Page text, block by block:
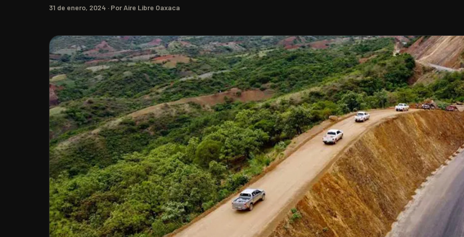
31 de enero, 2024 · Por Aire Libre Oaxaca